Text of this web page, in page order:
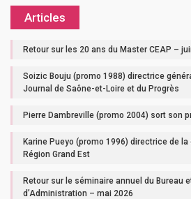
Articles
Retour sur les 20 ans du Master CEAP –
Soizic Bouju (promo 1988) directrice
Journal de Saône-et-Loire et du Progrès
Pierre Dambreville (promo 2004) sort son
Karine Pueyo (promo 1996) directrice de
Région Grand Est
Retour sur le séminaire annuel du Bureau
d’Administration – mai 2026